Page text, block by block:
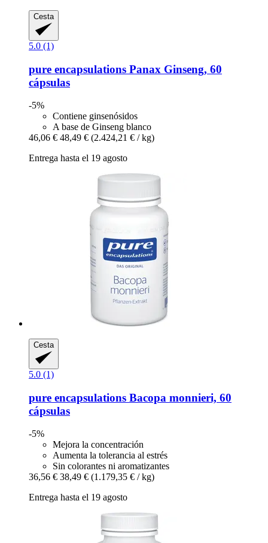
Cesta
5.0 (1)
pure encapsulations Panax Ginseng, 60
cápsulas
-5%
Contiene ginsenósidos
A base de Ginseng blanco
46,06 € 48,49 € (2.424,21 € / kg)
Entrega hasta el 19 agosto
Cesta
5.0 (1)
pure encapsulations Bacopa monnieri, 60
cápsulas
-5%
Mejora la concentración
Aumenta la tolerancia al estrés
Sin colorantes ni aromatizantes
36,56 € 38,49 € (1.179,35 € / kg)
Entrega hasta el 19 agosto